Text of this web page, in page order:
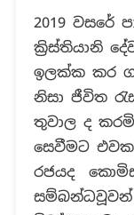
2019 වසරේ
ක්‍රිස්තියානි
ඉලක්ක කර
නිසා ජීවිත
තුවාල ද
සෙවීමට
රජයද